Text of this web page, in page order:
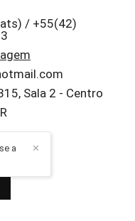
/ +55(42)
Sala 2 - Centro
✕
a